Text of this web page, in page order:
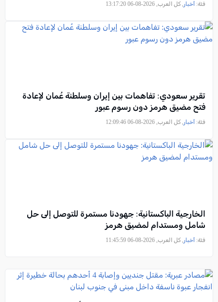
فئة: أخبار , كل العرب, 2026-08-06 13:17:20
تقرير سعودي: تفاهمات بين إيران وسلطنة عُمان لإعادة
فتح مضيق هرمز دون رسوم عبور
فئة: أخبار , كل العرب, 2026-08-06 12:09:46
الخارجية الباكستانية: جهودنا مستمرة للتوصل إلى حل
شامل ومستدام لمضيق هرمز
فئة: أخبار , كل العرب, 2026-08-06 11:45:59